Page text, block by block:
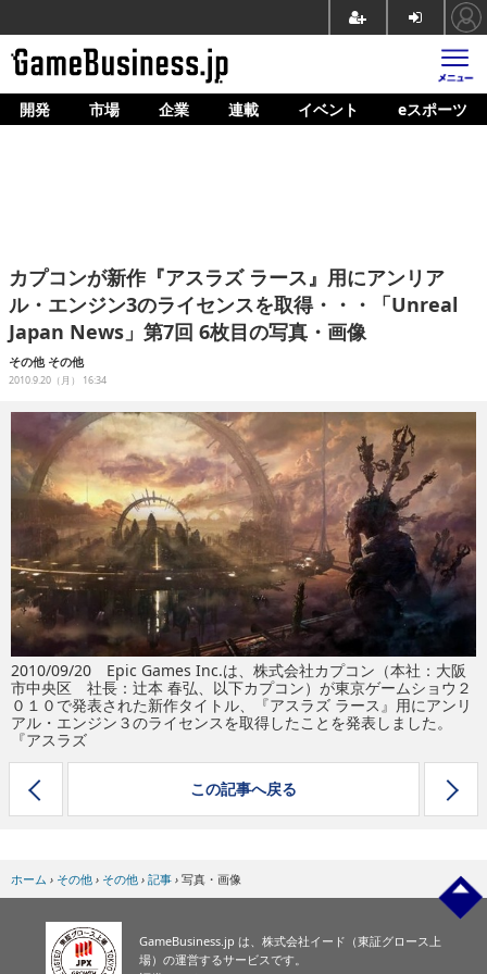
ホーム
企業動向
人材育成
産業政策
イベント/セミナー
eスポーツ
開発 市場 企業 連載 イベント eスポーツ
カプコンが新作『アスラズ ラース』用にアンリア
ル・エンジン3のライセンスを取得・・・「Unreal
Japan News」第7回 6枚目の写真・画像
その他 その他
2010.9.20（月） 16:34
2010/09/20 Epic Games Inc.は、株式会社カプコン（本社：大阪
市中央区 社長：辻本 春弘、以下カプコン）が東京ゲームショウ２
０１０で発表された新作タイトル、『アスラズ ラース』用にアンリ
アル・エンジン３のライセンスを取得したことを発表しました。
『アスラズ
この記事へ戻る
ホーム › その他 › その他 › 記事 › 写真・画像
GameBusiness.jp は、株式会社イード（東証グロース上
場）の運営するサービスです。